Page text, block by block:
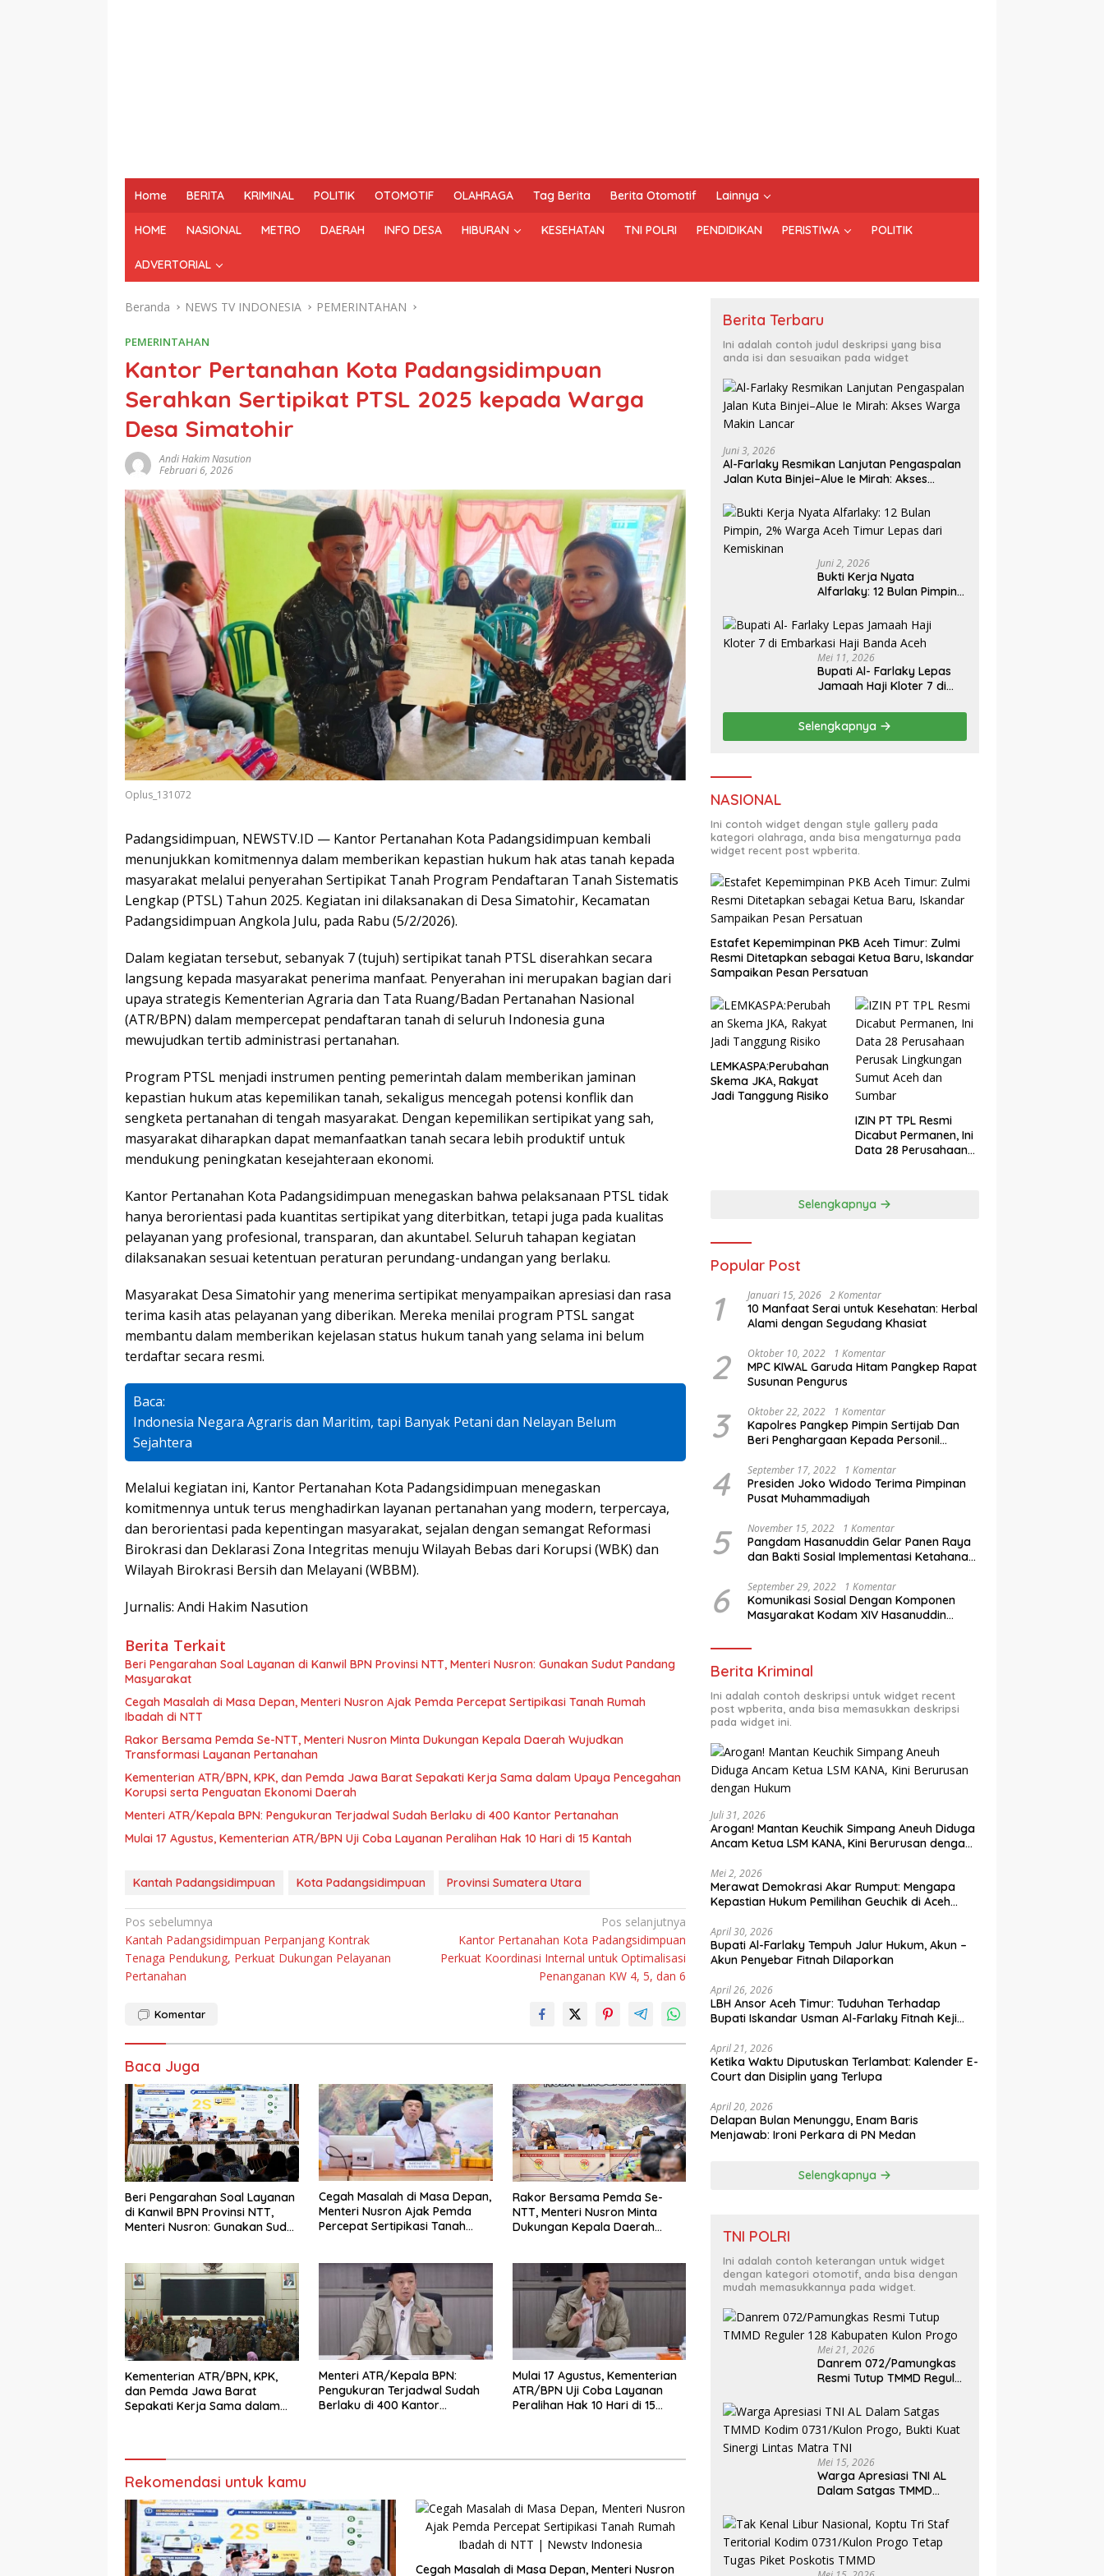
Home BERITA KRIMINAL POLITIK OTOMOTIF OLAHRAGA Tag Berita Berita Otomotif Lainnya
HOME NASIONAL METRO DAERAH INFO DESA HIBURAN KESEHATAN TNI POLRI PENDIDIKAN PERISTIWA POLITIK
ADVERTORIAL
Beranda NEWS TV INDONESIA PEMERINTAHAN
PEMERINTAHAN
Kantor Pertanahan Kota Padangsidimpuan
Serahkan Sertipikat PTSL 2025 kepada Warga
Desa Simatohir
Andi Hakim Nasution
Februari 6, 2026
Oplus_131072
Padangsidimpuan, NEWSTV.ID — Kantor Pertanahan Kota Padangsidimpuan kembali
menunjukkan komitmennya dalam memberikan kepastian hukum hak atas tanah kepada
masyarakat melalui penyerahan Sertipikat Tanah Program Pendaftaran Tanah Sistematis
Lengkap (PTSL) Tahun 2025. Kegiatan ini dilaksanakan di Desa Simatohir, Kecamatan
Padangsidimpuan Angkola Julu, pada Rabu (5/2/2026).
Dalam kegiatan tersebut, sebanyak 7 (tujuh) sertipikat tanah PTSL diserahkan secara
langsung kepada masyarakat penerima manfaat. Penyerahan ini merupakan bagian dari
upaya strategis Kementerian Agraria dan Tata Ruang/Badan Pertanahan Nasional
(ATR/BPN) dalam mempercepat pendaftaran tanah di seluruh Indonesia guna
mewujudkan tertib administrasi pertanahan.
Program PTSL menjadi instrumen penting pemerintah dalam memberikan jaminan
kepastian hukum atas kepemilikan tanah, sekaligus mencegah potensi konflik dan
sengketa pertanahan di tengah masyarakat. Dengan kepemilikan sertipikat yang sah,
masyarakat diharapkan dapat memanfaatkan tanah secara lebih produktif untuk
mendukung peningkatan kesejahteraan ekonomi.
Kantor Pertanahan Kota Padangsidimpuan menegaskan bahwa pelaksanaan PTSL tidak
hanya berorientasi pada kuantitas sertipikat yang diterbitkan, tetapi juga pada kualitas
pelayanan yang profesional, transparan, dan akuntabel. Seluruh tahapan kegiatan
dilaksanakan sesuai ketentuan peraturan perundang-undangan yang berlaku.
Masyarakat Desa Simatohir yang menerima sertipikat menyampaikan apresiasi dan rasa
terima kasih atas pelayanan yang diberikan. Mereka menilai program PTSL sangat
membantu dalam memberikan kejelasan status hukum tanah yang selama ini belum
terdaftar secara resmi.
Baca:
Indonesia Negara Agraris dan Maritim, tapi Banyak Petani dan Nelayan Belum
Sejahtera
Melalui kegiatan ini, Kantor Pertanahan Kota Padangsidimpuan menegaskan
komitmennya untuk terus menghadirkan layanan pertanahan yang modern, terpercaya,
dan berorientasi pada kepentingan masyarakat, sejalan dengan semangat Reformasi
Birokrasi dan Deklarasi Zona Integritas menuju Wilayah Bebas dari Korupsi (WBK) dan
Wilayah Birokrasi Bersih dan Melayani (WBBM).
Jurnalis: Andi Hakim Nasution
Berita Terkait
Beri Pengarahan Soal Layanan di Kanwil BPN Provinsi NTT, Menteri Nusron: Gunakan Sudut Pandang
Masyarakat
Cegah Masalah di Masa Depan, Menteri Nusron Ajak Pemda Percepat Sertipikasi Tanah Rumah
Ibadah di NTT
Rakor Bersama Pemda Se-NTT, Menteri Nusron Minta Dukungan Kepala Daerah Wujudkan
Transformasi Layanan Pertanahan
Kementerian ATR/BPN, KPK, dan Pemda Jawa Barat Sepakati Kerja Sama dalam Upaya Pencegahan
Korupsi serta Penguatan Ekonomi Daerah
Menteri ATR/Kepala BPN: Pengukuran Terjadwal Sudah Berlaku di 400 Kantor Pertanahan
Mulai 17 Agustus, Kementerian ATR/BPN Uji Coba Layanan Peralihan Hak 10 Hari di 15 Kantah
Kantah Padangsidimpuan Kota Padangsidimpuan Provinsi Sumatera Utara
Navigasi
pos
Pos sebelumnya
Kantah Padangsidimpuan Perpanjang Kontrak
Tenaga Pendukung, Perkuat Dukungan Pelayanan
Pertanahan
Pos selanjutnya
Kantor Pertanahan Kota Padangsidimpuan
Perkuat Koordinasi Internal untuk Optimalisasi
Penanganan KW 4, 5, dan 6
Komentar
Baca Juga
Beri Pengarahan Soal Layanan
di Kanwil BPN Provinsi NTT,
Menteri Nusron: Gunakan Sudut
Cegah Masalah di Masa Depan,
Menteri Nusron Ajak Pemda
Percepat Sertipikasi Tanah
Rakor Bersama Pemda Se-
NTT, Menteri Nusron Minta
Dukungan Kepala Daerah
Kementerian ATR/BPN, KPK,
dan Pemda Jawa Barat
Sepakati Kerja Sama dalam
Menteri ATR/Kepala BPN:
Pengukuran Terjadwal Sudah
Berlaku di 400 Kantor
Mulai 17 Agustus, Kementerian
ATR/BPN Uji Coba Layanan
Peralihan Hak 10 Hari di 15
Rekomendasi untuk kamu
Cegah Masalah di Masa Depan, Menteri Nusron
Berita Terbaru
Ini adalah contoh judul deskripsi yang bisa
anda isi dan sesuaikan pada widget
Juni 3, 2026
Al-Farlaky Resmikan Lanjutan Pengaspalan
Jalan Kuta Binjei–Alue Ie Mirah: Akses
Juni 2, 2026
Bukti Kerja Nyata
Alfarlaky: 12 Bulan Pimpin,
Mei 11, 2026
Bupati Al- Farlaky Lepas
Jamaah Haji Kloter 7 di
Aceh
Selengkapnya
NASIONAL
Ini contoh widget dengan style gallery pada
kategori olahraga, anda bisa mengaturnya pada
widget recent post wpberita.
Estafet Kepemimpinan PKB Aceh Timur: Zulmi
Resmi Ditetapkan sebagai Ketua Baru, Iskandar
Sampaikan Pesan Persatuan
LEMKASPA:Perubahan
Skema JKA, Rakyat
Jadi Tanggung Risiko
IZIN PT TPL Resmi
Dicabut Permanen, Ini
Data 28 Perusahaan
Selengkapnya
Popular Post
1 Januari 15, 2026 2 Komentar
10 Manfaat Serai untuk Kesehatan: Herbal
Alami dengan Segudang Khasiat
2 Oktober 10, 2022 1 Komentar
MPC KIWAL Garuda Hitam Pangkep Rapat
Susunan Pengurus
3 Oktober 22, 2022 1 Komentar
Kapolres Pangkep Pimpin Sertijab Dan
Beri Penghargaan Kepada Personil
4 September 17, 2022 1 Komentar
Presiden Joko Widodo Terima Pimpinan
Pusat Muhammadiyah
5 November 15, 2022 1 Komentar
Pangdam Hasanuddin Gelar Panen Raya
dan Bakti Sosial Implementasi Ketahanan
6 September 29, 2022 1 Komentar
Komunikasi Sosial Dengan Komponen
Masyarakat Kodam XIV Hasanuddin
Berita Kriminal
Ini adalah contoh deskripsi untuk widget recent
post wpberita, anda bisa memasukkan deskripsi
pada widget ini.
Juli 31, 2026
Arogan! Mantan Keuchik Simpang Aneuh Diduga
Ancam Ketua LSM KANA, Kini Berurusan dengan
Mei 2, 2026
Merawat Demokrasi Akar Rumput: Mengapa
Kepastian Hukum Pemilihan Geuchik di Aceh
April 30, 2026
Bupati Al-Farlaky Tempuh Jalur Hukum, Akun –
Akun Penyebar Fitnah Dilaporkan
April 26, 2026
LBH Ansor Aceh Timur: Tuduhan Terhadap
Bupati Iskandar Usman Al-Farlaky Fitnah Keji
April 21, 2026
Ketika Waktu Diputuskan Terlambat: Kalender E-
Court dan Disiplin yang Terlupa
April 20, 2026
Delapan Bulan Menunggu, Enam Baris
Menjawab: Ironi Perkara di PN Medan
Selengkapnya
TNI POLRI
Ini adalah contoh keterangan untuk widget
dengan kategori otomotif, anda bisa dengan
mudah memasukkannya pada widget.
Mei 21, 2026
Danrem 072/Pamungkas
Resmi Tutup TMMD Reguler
Progo
Mei 15, 2026
Warga Apresiasi TNI AL
Dalam Satgas TMMD
Bukti Kuat Sinergi Lintas
Matra TNI